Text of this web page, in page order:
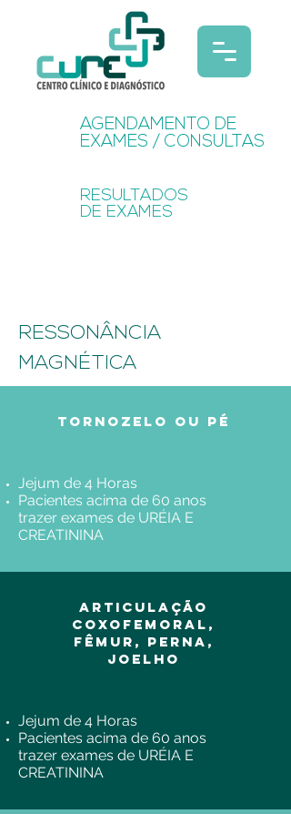
RESULTADOS
DE EXAMES
AGENDAMENTO DE
EXAMES / CONSULTAS
RESSONÂNCIA
MAGNÉTICA
Tornozelo ou pé
Jejum de 4 Horas
Pacientes acima de 60 anos
trazer exames de URÉIA E
CREATININA
Articulação
coxofemoral,
fêmur, perna,
joelho
Jejum de 4 Horas
Pacientes acima de 60 anos
trazer exames de URÉIA E
CREATININA